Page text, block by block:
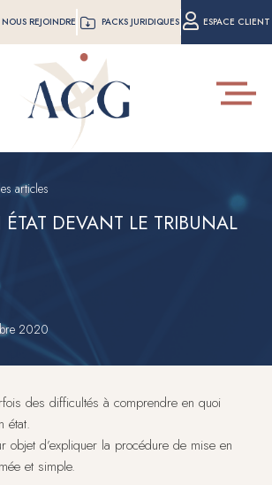
NOUS REJOINDRE PACKS JURIDIQUES ESPACE CLIENT
Toggle
articles
DEVANT LE TRIBUNAL
2020
des difficultés à comprendre en quoi
état.
objet d’expliquer la procédure de mise en
et simple.